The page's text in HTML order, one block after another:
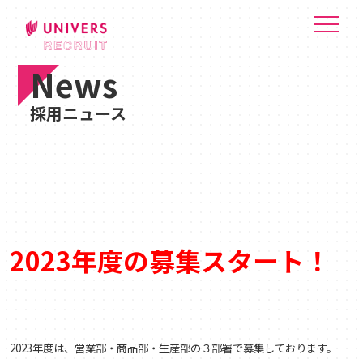
News
採用ニュース
2023年度の募集スタート！
2023年度は、営業部・商品部・生産部の ３部署で募集しております。